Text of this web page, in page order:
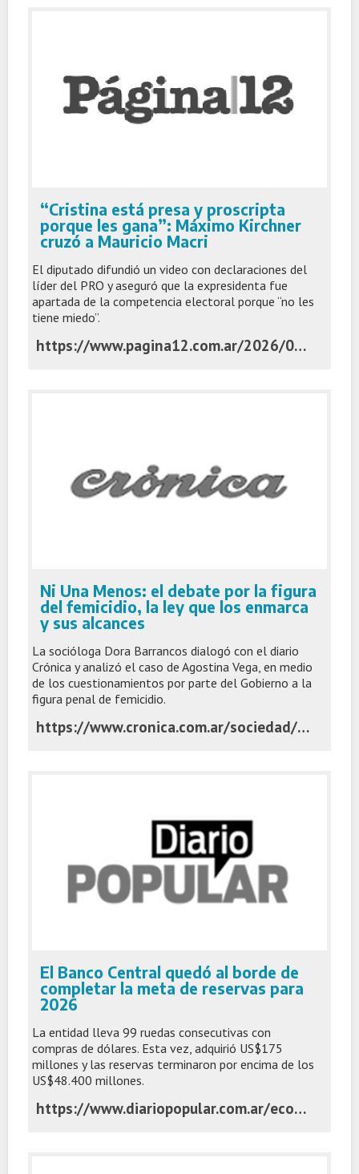
“Cristina está presa y proscripta
porque les gana”: Máximo Kirchner
cruzó a Mauricio Macri
El diputado difundió un video con declaraciones del
líder del PRO y aseguró que la expresidenta fue
apartada de la competencia electoral porque “no les
tiene miedo”.
https://www.pagina12.com.ar/2026/06/02/cristina-esta-presa-y-proscripta-porque-les-gana-maximo-kirchner-cruzo-a-mauricio-macri/
Ni Una Menos: el debate por la figura
del femicidio, la ley que los enmarca
y sus alcances
La socióloga Dora Barrancos dialogó con el diario
Crónica y analizó el caso de Agostina Vega, en medio
de los cuestionamientos por parte del Gobierno a la
figura penal de femicidio.
https://www.cronica.com.ar/sociedad/ni-una-menos-el-debate-por-la-figura-del-femicidio-la-ley-que-los-enmarca-y-sus-alcances/
El Banco Central quedó al borde de
completar la meta de reservas para
2026
La entidad lleva 99 ruedas consecutivas con
compras de dólares. Esta vez, adquirió US$175
millones y las reservas terminaron por encima de los
US$48.400 millones.
https://www.diariopopular.com.ar/economia/el-banco-central-quedo-al-borde-completar-la-meta-reservas-2026-n903117